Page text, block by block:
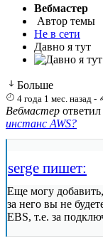
Вебмастер
Автор темы
Не в сети
Давно я тут
Больше
4 года 1 мес. назад -
Вебмастер
инстанс AWS?
serge пишет:
Еще могу
за него вы не
EBS, т.е. за